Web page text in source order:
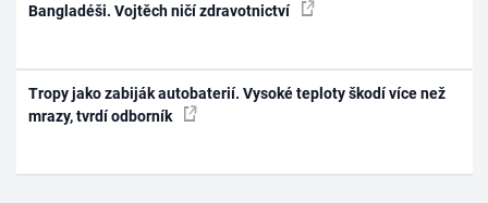
Bangladéši. Vojtěch ničí zdravotnictví
Tropy jako zabiják autobaterií. Vysoké teploty škodí více než
mrazy, tvrdí odborník